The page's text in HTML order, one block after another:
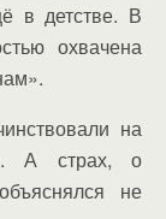
в детстве. В
охвачена
на
А страх, о
не